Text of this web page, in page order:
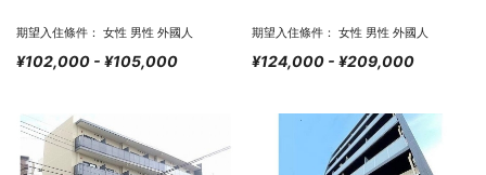
期望入住條件： 女性 男性 外國人
¥102,000 - ¥105,000
期望入住條件： 女性 男性 外國人
¥124,000 - ¥209,000